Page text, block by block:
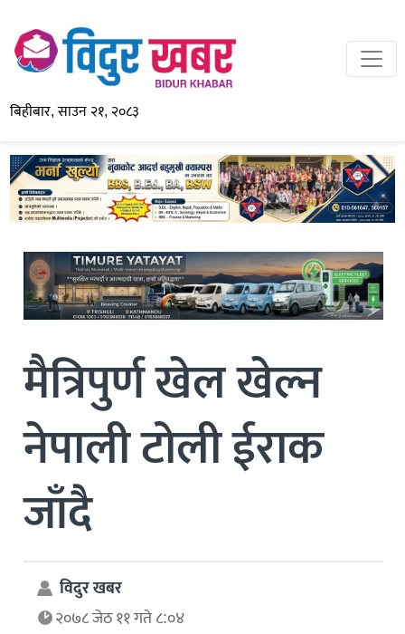
बिहीबार, साउन २१, २०८३
मैत्रिपुर्ण खेल खेल्न
नेपाली टोली ईराक
जाँदै
विदुर खबर
२०७८ जेठ ११ गते ८:०४